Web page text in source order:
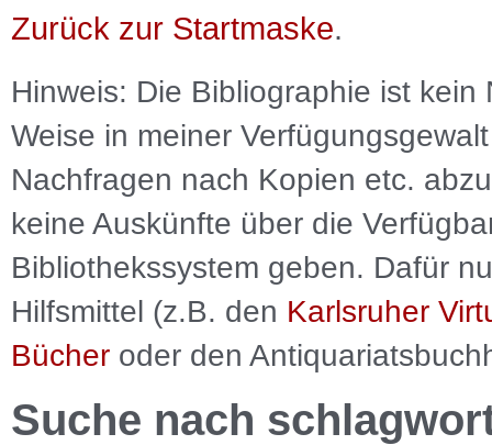
Zurück zur Startmaske.
Hinweis: Die Bibliographie ist kein
Weise in meiner
Nachfragen nach Kopien etc.
keine Auskünfte über die
Bibliothekssystem geben. Dafür
Hilfsmittel (z.B. den Karlsruher
Bücher oder den
Suche nach